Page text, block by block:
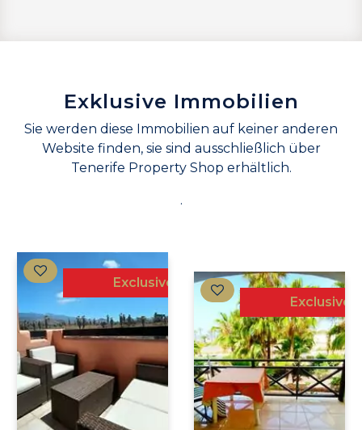
Exklusive Immobilien
Sie werden diese Immobilien auf keiner anderen
Website finden, sie sind ausschließlich über
Tenerife Property Shop erhältlich.
.
Exclusive
Exclusive